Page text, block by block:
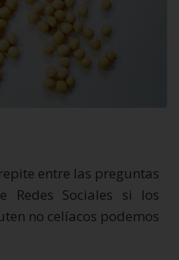
entre las preguntas
Redes Sociales si los
no celíacos podemos